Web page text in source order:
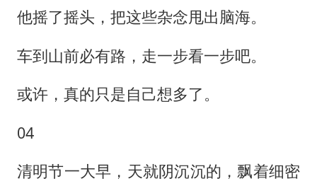
他摇了摇头，把这些杂念甩出脑海。
车到山前必有路，走一步看一步吧。
或许，真的只是自己想多了。
04
清明节一大早，天就阴沉沉的，飘着细密